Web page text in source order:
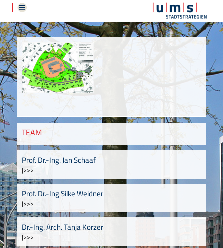
TEAM
Prof. Dr.-Ing. Jan Schaaf
|>>>
Prof. Dr.-Ing Silke Weidner
|>>>
Dr.-Ing. Arch. Tanja Korzer
|>>>